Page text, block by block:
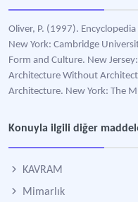
Oliver, P. (1997).
New York: Cambridge
Form and Culture. New
Architecture Without
Architecture. New York: The
Konuyla ilgili diğer
KAVRAM
Mimarlık